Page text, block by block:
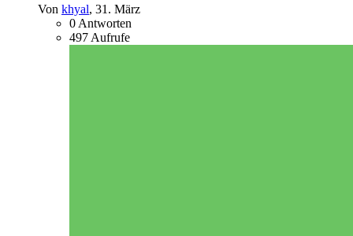
Von khyal, 31. März
0 Antworten
497 Aufrufe